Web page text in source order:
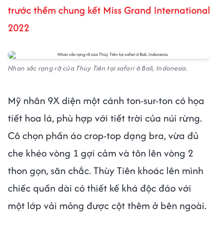
trước thềm chung kết Miss Grand International
2022
Nhan sắc rạng rỡ của Thùy Tiên tại safari ở Bali, Indonesia.
Mỹ nhân 9X diện một cánh ton-sur-ton có họa
tiết hoa lá, phù hợp với tiết trời của núi rừng.
Cô chọn phần áo crop-top dạng bra, vừa đủ
che khéo vòng 1 gợi cảm và tôn lên vòng 2
thon gọn, săn chắc. Thùy Tiên khoác lên mình
chiếc quần dài có thiết kế khá độc đáo với
một lớp vải mỏng được cột thêm ở bên ngoài.